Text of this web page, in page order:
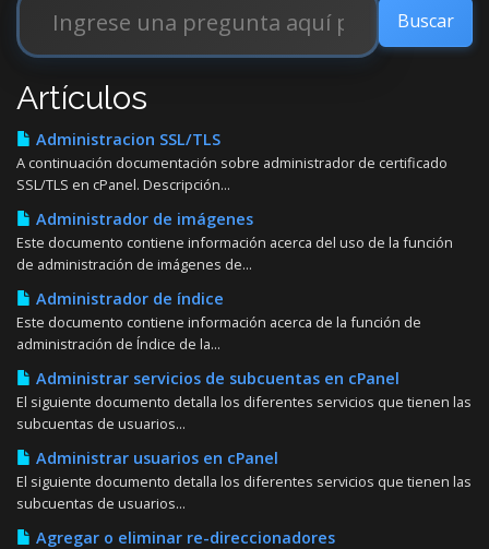
Artículos
Administracion SSL/TLS
A continuación documentación sobre administrador de certificado
SSL/TLS en cPanel. Descripción...
Administrador de imágenes
Este documento contiene información acerca del uso de la función
de administración de imágenes de...
Administrador de índice
Este documento contiene información acerca de la función de
administración de Índice de la...
Administrar servicios de subcuentas en cPanel
El siguiente documento detalla los diferentes servicios que tienen las
subcuentas de usuarios...
Administrar usuarios en cPanel
El siguiente documento detalla los diferentes servicios que tienen las
subcuentas de usuarios...
Agregar o eliminar re-direccionadores